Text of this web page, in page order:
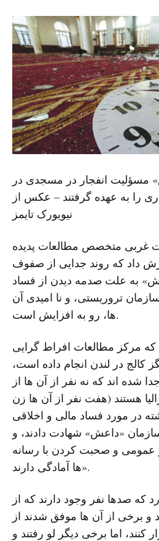
انفجار در مسجدی در
را به عهده گرفتند – عکس از
نیویورک تایمز
غربی متخصص مطالعات پدیده
داد که روند جدایی از صفوف
به علت صدمه دیدن از فساد
تروریستی، و نا امیدی آن
ها، رو به افزایش است.
مرکز مطالعات افراط گرایی
کالج در لندن انجام داده است،
جدا شده اند که نه نفر از آن ها از
هستند (هفت نفر از آن ها زن
در مورد فساد مالی و اخلاقی
«داعش» شهادت دادند، و
عمومی و صحبت کردن با رسانه
ها آمادگی دارند».
که صدها نفر وجود دارند که از
و برخی از آن ها موفق شدند از
کنند، اما برخی دیگر لو رفتند و